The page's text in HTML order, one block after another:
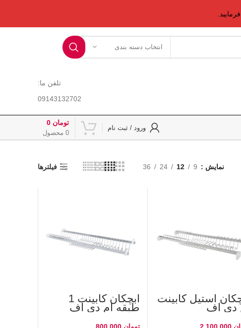
انتخاب دسته بندی
تلفن ما:
09143132702
ورود / ثبت نام
0 محصول
تومان
نمایش 9
12
24
36 فیلترها
استیل کابینت
دی اف
آبچکان کابینت 1
طبقه ام دی اف